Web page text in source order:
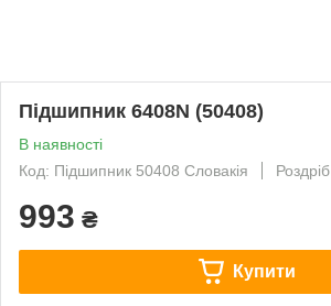
Підшипник 6408N (50408)
В наявності
Код: Підшипник 50408 Словакія
Роздріб
993 ₴
Купити